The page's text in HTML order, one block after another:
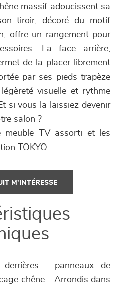
massif adoucissent sa
tiroir, décoré du motif
offre un rangement pour
La face arrière,
de la placer librement
par ses pieds trapèze
visuelle et rythme
si vous la laissiez devenir
salon ?
meuble TV assorti et les
TOKYO.
M'INTÉRESSE
derrières : panneaux de
chêne - Arrondis dans